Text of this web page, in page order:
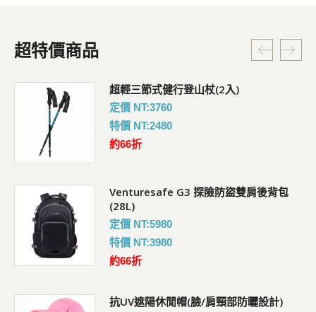
超特價商品
超輕三節式健行登山杖(2入)
定價 NT:3760
特價 NT:2480
約66折
Venturesafe G3 探險防盜雙肩後背包
(28L)
定價 NT:5980
特價 NT:3980
約66折
抗UV遮陽休閒帽(臉/肩頸部防曬設計)